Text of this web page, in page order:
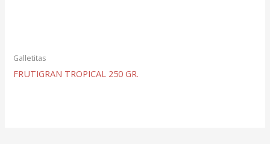
Galletitas
FRUTIGRAN TROPICAL 250 GR.